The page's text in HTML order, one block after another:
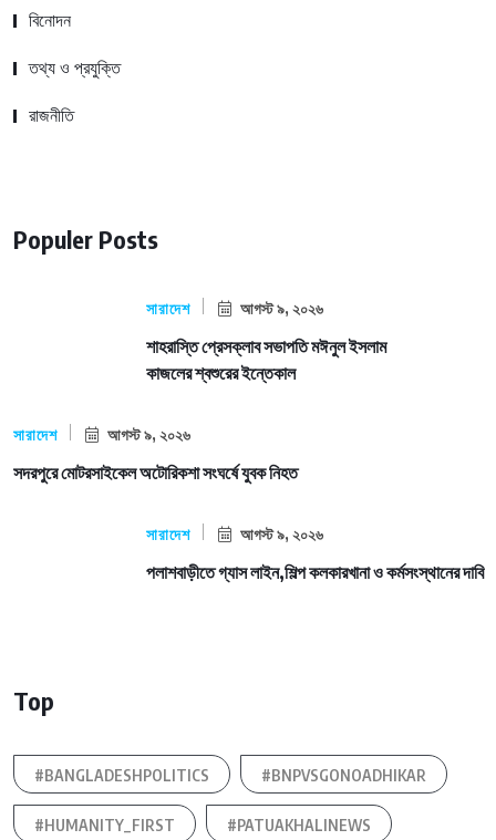
বিনোদন
তথ্য ও প্রযুক্তি
রাজনীতি
Populer Posts
সারাদেশ আগস্ট ৯, ২০২৬
শাহরাস্তি প্রেসক্লাব সভাপতি মঈনুল ইসলাম
কাজলের শ্বশুরের ইন্তেকাল
সারাদেশ আগস্ট ৯, ২০২৬
সদরপুরে মোটরসাইকেল অটোরিকশা সংঘর্ষে যুবক নিহত
সারাদেশ আগস্ট ৯, ২০২৬
পলাশবাড়ীতে গ্যাস লাইন,শিল্প কলকারখানা ও কর্মসংস্থানের দাবি
Top
#BANGLADESHPOLITICS #BNPVSGONOADHIKAR
#HUMANITY_FIRST #PATUAKHALINEWS